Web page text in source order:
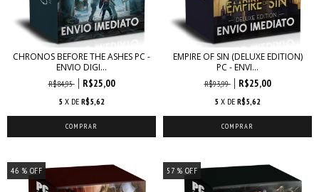
CHRONOS BEFORE THE ASHES PC -
ENVIO DIGI...
R$84,95 R$25,00
5 X DE R$5,62
EMPIRE OF SIN (DELUXE EDITION)
PC - ENVI...
R$93,99 R$25,00
5 X DE R$5,62
46 % OFF 57% OFF